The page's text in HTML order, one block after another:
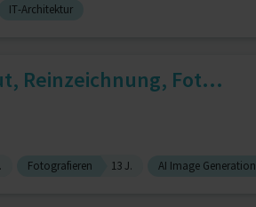
IT-Architektur
Reinzeichnung, Fot...
Fotografieren 13 J. AI Image Generation